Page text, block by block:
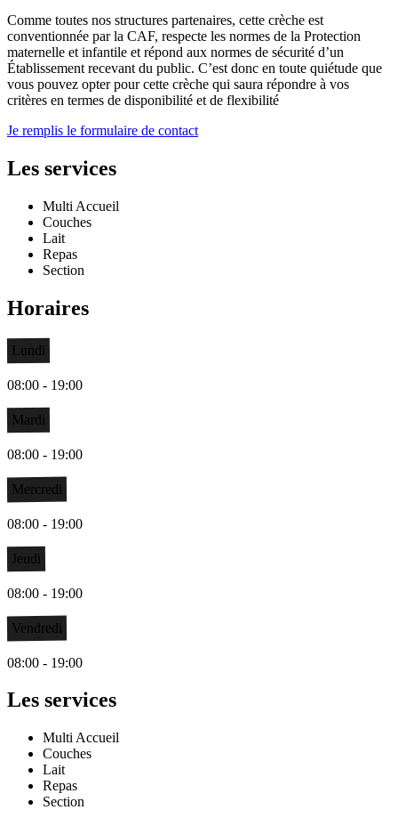
Comme toutes nos structures partenaires, cette crèche est
conventionnée par la CAF, respecte les normes de la Protection
maternelle et infantile et répond aux normes de sécurité d’un
Établissement recevant du public. C’est donc en toute quiétude que
vous pouvez opter pour cette crèche qui saura répondre à vos
critères en termes de disponibilité et de flexibilité
Je remplis le formulaire de contact
Les services
Multi Accueil
Couches
Lait
Repas
Section
Horaires
Lundi
08:00 - 19:00
Mardi
08:00 - 19:00
Mercredi
08:00 - 19:00
Jeudi
08:00 - 19:00
Vendredi
08:00 - 19:00
Les services
Multi Accueil
Couches
Lait
Repas
Section